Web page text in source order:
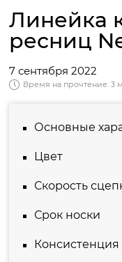
Линейка
ресниц
7 сентября 2022
Время на прочтение: 3
Основные
Цвет
Скорость
Срок носки
Консистенция